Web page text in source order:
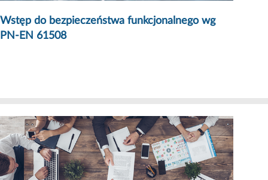
Wstęp do bezpieczeństwa funkcjonalnego wg
PN-EN 61508